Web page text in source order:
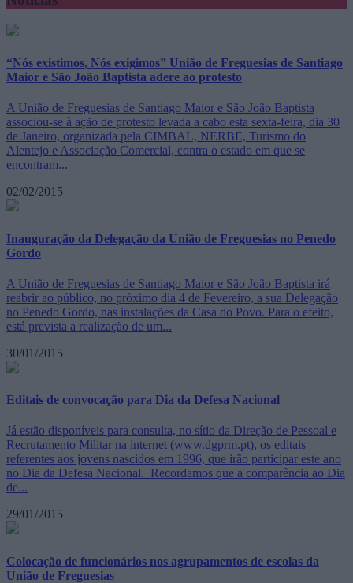
“Nós existimos, Nós exigimos” União de Freguesias de Santiago
Maior e São João Baptista adere ao protesto
A União de Freguesias de Santiago Maior e São João Baptista
associou-se à ação de protesto levada a cabo esta sexta-feira, dia 30
de Janeiro, organizada pela CIMBAL, NERBE, Turismo do
Alentejo e Associação Comercial, contra o estado em que se
encontram...
02/02/2015
Inauguração da Delegação da União de Freguesias no Penedo
Gordo
A União de Freguesias de Santiago Maior e São João Baptista irá
reabrir ao público, no próximo dia 4 de Fevereiro, a sua Delegação
no Penedo Gordo, nas instalações da Casa do Povo. Para o efeito,
está prevista a realização de um...
30/01/2015
Editais de convocação para Dia da Defesa Nacional
Já estão disponíveis para consulta, no sítio da Direção de Pessoal e
Recrutamento Militar na internet (www.dgprm.pt), os editais
referentes aos jovens nascidos em 1996, que irão participar este ano
no Dia da Defesa Nacional. Recordamos que a comparência ao Dia
de...
29/01/2015
Colocação de funcionários nos agrupamentos de escolas da
União de Freguesias